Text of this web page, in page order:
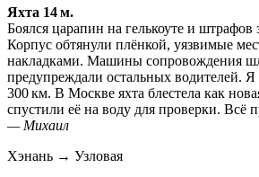
Яхта 14 м.
Боялся царапин на гелькоуте и штрафов
Корпус обтянули плёнкой, уязвимые
накладками. Машины сопровождения
предупреждали остальных водителей.
300 км. В Москве яхта блестела как
спустили её на воду для проверки. Всё
— Михаил
Хэнань → Узловая